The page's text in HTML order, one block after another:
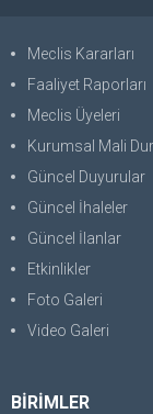
Meclis Kararları
Faaliyet Raporları
Meclis Üyeleri
Kurumsal Mali Durum ve
Güncel Duyurular
Güncel İhaleler
Güncel İlanlar
Etkinlikler
Foto Galeri
Video Galeri
BİRİMLER